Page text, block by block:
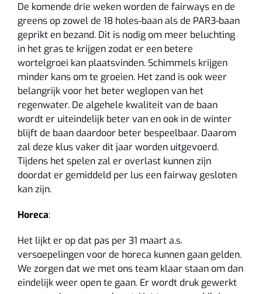
De komende drie weken worden de fairways en de
greens op zowel de 18 holes-baan als de PAR3-baan
geprikt en bezand. Dit is nodig om meer beluchting
in het gras te krijgen zodat er een betere
wortelgroei kan plaatsvinden. Schimmels krijgen
minder kans om te groeien. Het zand is ook weer
belangrijk voor het beter weglopen van het
regenwater. De algehele kwaliteit van de baan
wordt er uiteindelijk beter van en ook in de winter
blijft de baan daardoor beter bespeelbaar. Daarom
zal deze klus vaker dit jaar worden uitgevoerd.
Tijdens het spelen zal er overlast kunnen zijn
doordat er gemiddeld per lus een fairway gesloten
kan zijn.
Horeca:
Het lijkt er op dat pas per 31 maart a.s.
versoepelingen voor de horeca kunnen gaan gelden.
We zorgen dat we met ons team klaar staan om dan
eindelijk weer open te gaan. Er wordt druk gewerkt